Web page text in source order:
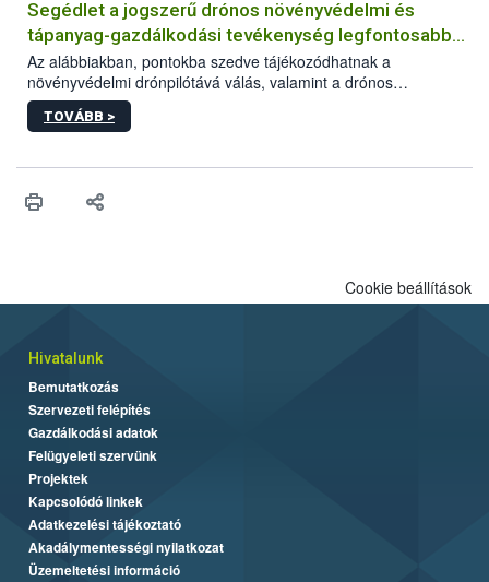
Segédlet a jogszerű drónos növényvédelmi és
tápanyag-gazdálkodási tevékenység legfontosabb
feltételeiről
Az alábbiakban, pontokba szedve tájékozódhatnak a
növényvédelmi drónpilótává válás, valamint a drónos
növényvédelmi és tápanyag-gazdálkodási tevékenység
végzésének legfontosabb feltételeiről*.
TOVÁBB >
Cookie beállítások
Hivatalunk
Bemutatkozás
Szervezeti felépítés
Gazdálkodási adatok
Felügyeleti szervünk
Projektek
Kapcsolódó linkek
Adatkezelési tájékoztató
Akadálymentességi nyilatkozat
Üzemeltetési információ